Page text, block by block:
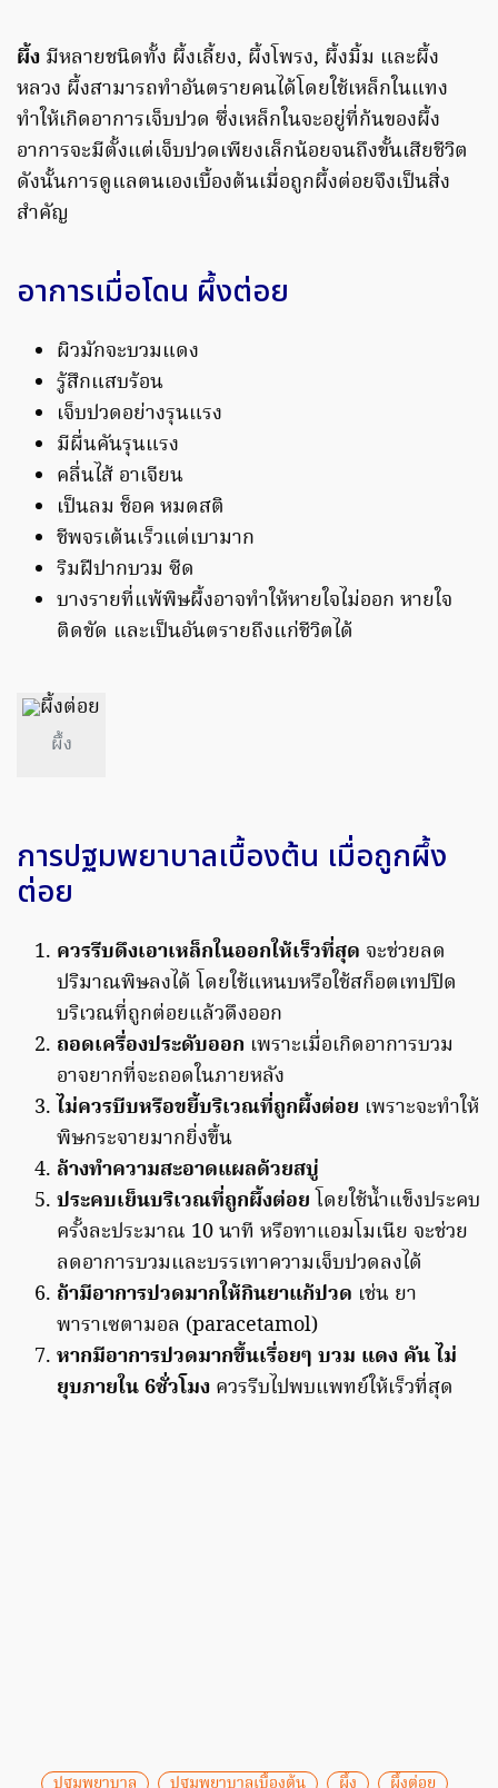
ผึ้ง มีหลายชนิดทั้ง ผึ้งเลี้ยง, ผึ้งโพรง, ผึ้งมิ้ม และผึ้ง
หลวง ผึ้งสามารถทำอันตรายคนได้โดยใช้เหล็กในแทง
ทำให้เกิดอาการเจ็บปวด ซึ่งเหล็กในจะอยู่ที่ก้นของผึ้ง
อาการจะมีตั้งแต่เจ็บปวดเพียงเล็กน้อยจนถึงขั้นเสียชีวิต
ดังนั้นการดูแลตนเองเบื้องต้นเมื่อถูกผึ้งต่อยจึงเป็นสิ่ง
สำคัญ
อาการเมื่อโดน ผึ้งต่อย
ผิวมักจะบวมแดง
รู้สึกแสบร้อน
เจ็บปวดอย่างรุนแรง
มีผื่นคันรุนแรง
คลื่นไส้ อาเจียน
เป็นลม ช็อค หมดสติ
ชีพจรเต้นเร็วแต่เบามาก
ริมฝีปากบวม ซีด
บางรายที่แพ้พิษผึ้งอาจทำให้หายใจไม่ออก หายใจ
ติดขัด และเป็นอันตรายถึงแก่ชีวิตได้
ผึ้ง
การปฐมพยาบาลเบื้องต้น เมื่อถูกผึ้ง
ต่อย
ควรรีบดึงเอาเหล็กในออกให้เร็วที่สุด จะช่วยลด
ปริมาณพิษลงได้ โดยใช้แหนบหรือใช้สก็อตเทปปิด
บริเวณที่ถูกต่อยแล้วดึงออก
ถอดเครื่องประดับออก เพราะเมื่อเกิดอาการบวม
อาจยากที่จะถอดในภายหลัง
ไม่ควรบีบหรือขยี้บริเวณที่ถูกผึ้งต่อย เพราะจะทำให้
พิษกระจายมากยิ่งขึ้น
ล้างทำความสะอาดแผลด้วยสบู่
ประคบเย็นบริเวณที่ถูกผึ้งต่อย โดยใช้น้ำแข็งประคบ
ครั้งละประมาณ 10 นาที หรือทาแอมโมเนีย จะช่วย
ลดอาการบวมและบรรเทาความเจ็บปวดลงได้
ถ้ามีอาการปวดมากให้กินยาแก้ปวด เช่น ยา
พาราเซตามอล (paracetamol)
หากมีอาการปวดมากขึ้นเรื่อยๆ บวม แดง คัน ไม่
ยุบภายใน 6ชั่วโมง ควรรีบไปพบแพทย์ให้เร็วที่สุด